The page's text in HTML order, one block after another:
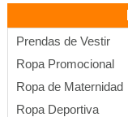
Prendas de Vestir
Ropa Promocional
Ropa de Maternidad
Ropa Deportiva